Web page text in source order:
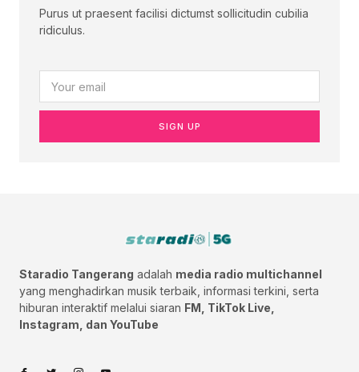
Purus ut praesent facilisi dictumst sollicitudin cubilia
ridiculus.
SIGN UP
Staradio Tangerang adalah media radio multichannel
yang menghadirkan musik terbaik, informasi terkini, serta
hiburan interaktif melalui siaran FM, TikTok Live,
Instagram, dan YouTube